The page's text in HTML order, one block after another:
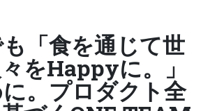
「食を通じて世
をHappyに。」
。プロダクト全